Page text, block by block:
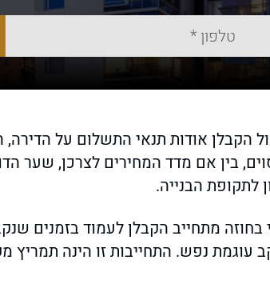
הקבלן אודות תנאי התשלום על
בין אם מדד המחירים לצרכן, שער
לתקופת הבנייה.
בחוזה מתחייב הקבלן לעמוד בזמנים
עוגמת נפש. התחייבות זו הינה תמריץ